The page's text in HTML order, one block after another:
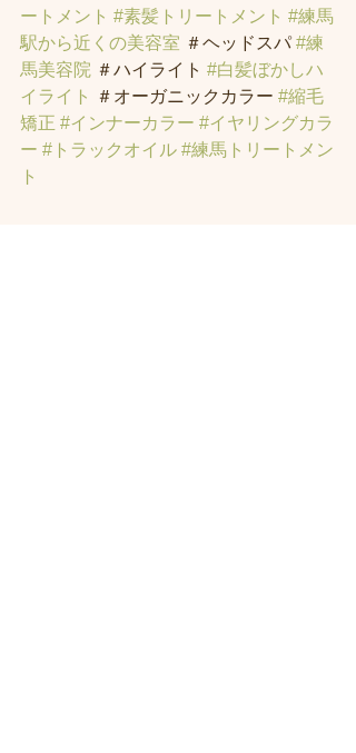
ートメント #素髪トリートメント #練馬
駅から近くの美容室 ＃ヘッドスパ #練
馬美容院 ＃ハイライト #白髪ぼかしハ
イライト
＃オーガニックカラー #縮毛
矯正 #インナーカラー #イヤリングカラ
ー #トラックオイル #練馬トリートメン
ト